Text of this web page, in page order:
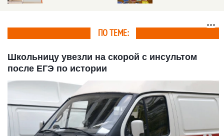
ПО ТЕМЕ:
Школьницу увезли на скорой с инсультом
после ЕГЭ по истории